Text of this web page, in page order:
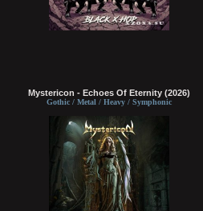
Mystericon - Echoes Of Eternity (2026)
Gothic / Metal / Heavy / Symphonic